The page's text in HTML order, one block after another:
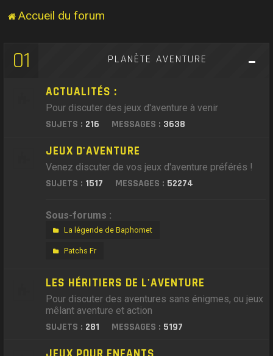
Accueil du forum
01 PLANÈTE AVENTURE
ACTUALITÉS :
Pour discuter des jeux d'aventure à venir
SUJETS : 216 MESSAGES : 3638
JEUX D'AVENTURE
Venez discuter de vos jeux d'aventure préférés !
SUJETS : 1517 MESSAGES : 52274
Sous-forums :
La légende de Baphomet
Patchs Fr
LES HÉRITIERS DE L'AVENTURE
Pour discuter des aventures sans énigmes, ou jeux
mêlant aventure et action
SUJETS : 281 MESSAGES : 5197